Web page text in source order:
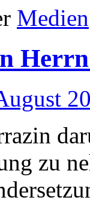
Medien
zu